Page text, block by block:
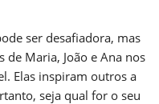
ser desafiadora, mas
de Maria, João e Ana nos
Elas inspiram outros a
seja qual for o seu